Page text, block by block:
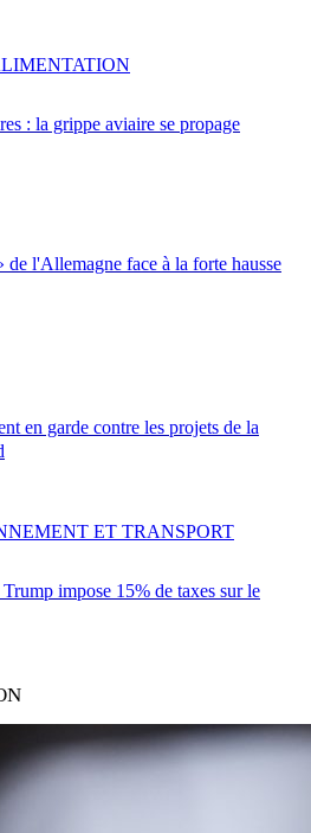
: la grippe aviaire se propage
de l'Allemagne face à la forte hausse
en garde contre les projets de la
impose 15% de taxes sur le
ET TRANSPORT